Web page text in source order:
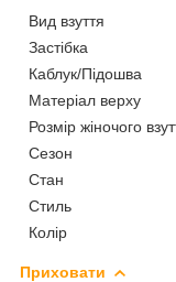
Вид взуття
Застібка
Каблук/Підошва
Матеріал верху
Розмір жіночого
Сезон
Стан
Стиль
Колір
Приховати